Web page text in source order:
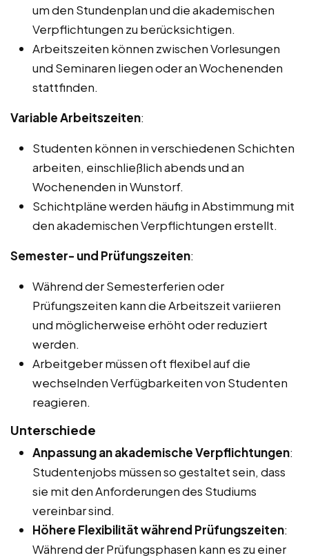
um den Stundenplan und die akademischen
Verpflichtungen zu berücksichtigen.
Arbeitszeiten können zwischen Vorlesungen
und Seminaren liegen oder an Wochenenden
stattfinden.
Variable Arbeitszeiten:
Studenten können in verschiedenen Schichten
arbeiten, einschließlich abends und an
Wochenenden in Wunstorf.
Schichtpläne werden häufig in Abstimmung mit
den akademischen Verpflichtungen erstellt.
Semester- und Prüfungszeiten:
Während der Semesterferien oder
Prüfungszeiten kann die Arbeitszeit variieren
und möglicherweise erhöht oder reduziert
werden.
Arbeitgeber müssen oft flexibel auf die
wechselnden Verfügbarkeiten von Studenten
reagieren.
Unterschiede
Anpassung an akademische Verpflichtungen:
Studentenjobs müssen so gestaltet sein, dass
sie mit den Anforderungen des Studiums
vereinbar sind.
Höhere Flexibilität während Prüfungszeiten:
Während der Prüfungsphasen kann es zu einer